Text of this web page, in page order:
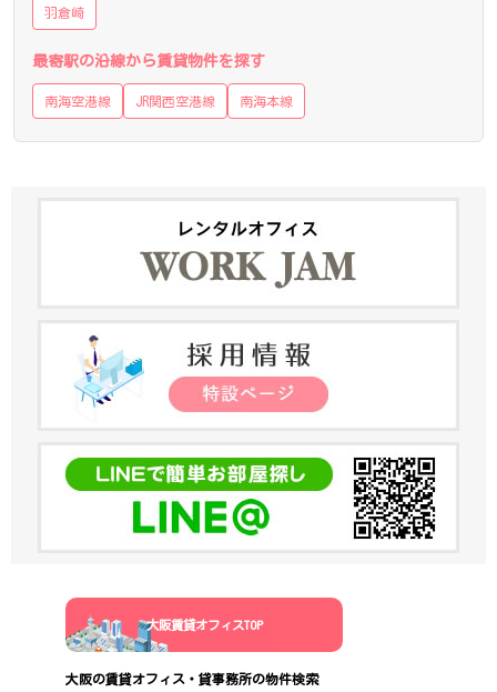
羽倉崎
最寄駅の沿線から賃貸物件を探す
南海空港線 JR関西空港線 南海本線
大阪賃貸オフィスTOP
大阪の賃貸オフィス・貸事務所の物件検索